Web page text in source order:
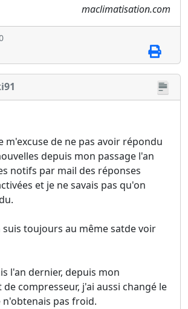
maclimatisation.com
m'excuse de ne pas avoir répondu
depuis mon passage l'an
notifs par mail des réponses
et je ne savais pas qu'on
suis toujours au même satde voir
l'an dernier, depuis mon
compresseur, j'ai aussi changé le
pas froid.